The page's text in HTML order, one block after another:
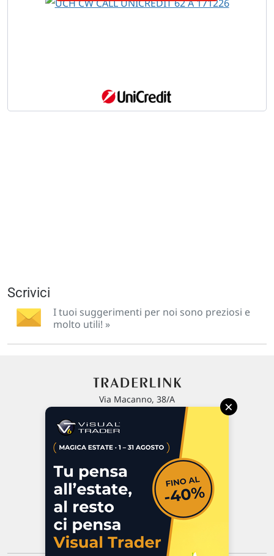
Scrivici
I tuoi suggerimenti per noi sono preziosi e
molto utili! »
Via Macanno, 38/A
P.IVA 02 452 460 401
Commenti e segnalazioni
Contattaci
×